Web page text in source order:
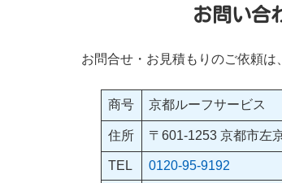
お問い合
お問合せ・お見積もりのご依頼は
商号 京都ルーフサービス
住所 〒601-1253 京都市左
TEL 0120-95-9192